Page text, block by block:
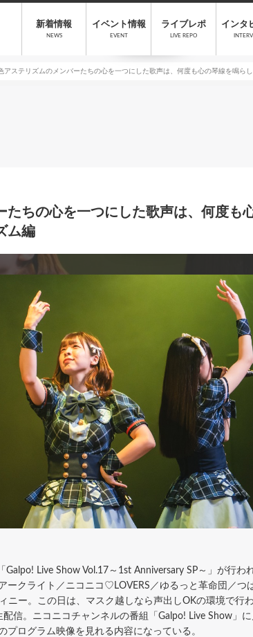
新着情報
NEWS
イベント情報
EVENT
ライブレポ
LIVE REPO
インタ
アステリズムのメンバーたちの心を一つにした歌声は、何度も心の琴線を鳴
たちの心を一つにした歌声は、何度も
ム編
Live Show Vol.17～1st Anniversary SP～」が行
ークライト／ニコニコ♡LOVERS／ゆるっと革命団／つ
ニー。この日は、マスク越しなら声出しOKの環境で行
信。ニコニコチャンネルの番組「Galpo! Live Show」
プログラム映像を見れる内容になっている。